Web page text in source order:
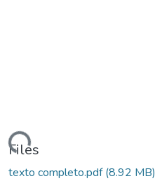
Files
texto completo.pdf(8.92 MB)